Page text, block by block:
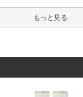
もっと見る